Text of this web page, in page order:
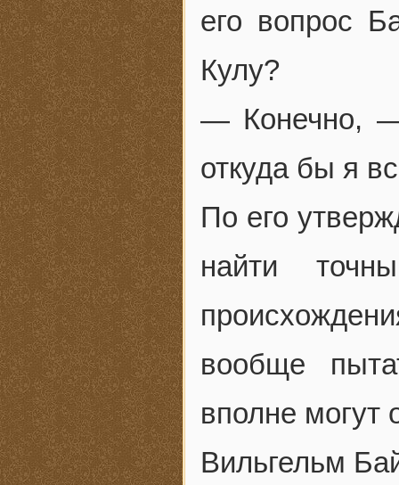
его вопрос
Кулу?
— Конечно,
откуда бы я
По его
найти
вообще
вполне могут
Вильгельм